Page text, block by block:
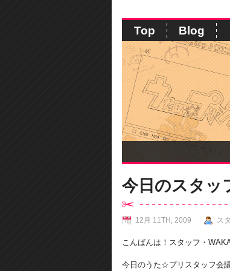
Top Blog
今日のスタッ
12月 11TH, 2009 ス
こんばんは！スタッフ・
今日のうた☆プリスタッフ会